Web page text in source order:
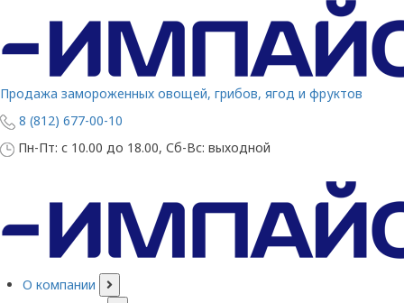
Продажа замороженных овощей, грибов, ягод и фруктов
8 (812) 677-00-10
Пн-Пт: с 10.00 до 18.00, Сб-Вс: выходной
О компании